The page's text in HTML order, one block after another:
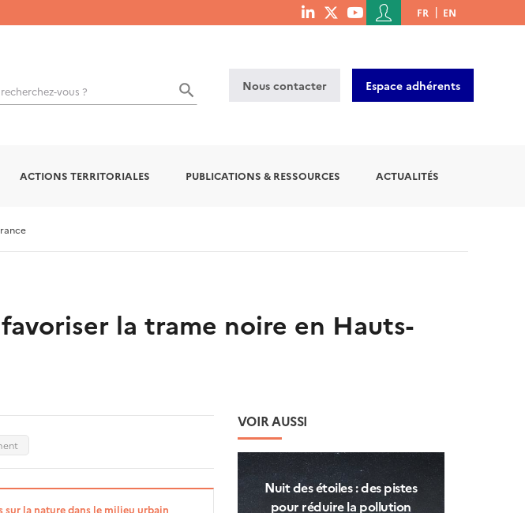
menu
Menu
du
de
l'utilisateur
FR EN
vous ? Nous contacter Espace adhérents
ACTIONS TERRITORIALES PUBLICATIONS & RESSOURCES ACTUALITÉS
la trame noire en Hauts-
la nature dans le milieu urbain
VOIR AUSSI
Nuit des étoiles : des pistes
pour réduire la pollution